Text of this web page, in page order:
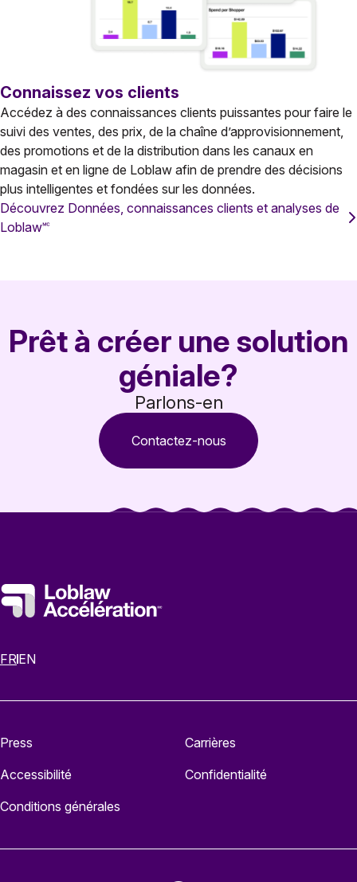
Connaissez vos clients
Accédez à des connaissances clients puissantes pour faire le
suivi des ventes, des prix, de la chaîne d’approvisionnement,
des promotions et de la distribution dans les canaux en
magasin et en ligne de Loblaw afin de prendre des décisions
plus intelligentes et fondées sur les données.
Découvrez Données, connaissances clients et analyses de
Loblaw🅪
Prêt à créer une solution
géniale?
Parlons-en
Contactez-nous
FR EN
Press
Carrières
Accessibilité
Confidentialité
Conditions générales